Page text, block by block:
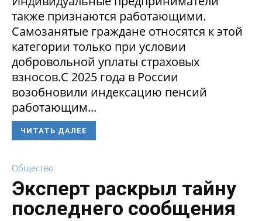
также признаются работающими.
Самозанятые граждане относятся к этой
категории только при условии
добровольной уплаты страховых
взносов.С 2025 года в России
возобновили индексацию пенсий
работающим...
ЧИТАТЬ ДАЛЕЕ
Общество
Эксперт раскрыл тайну
последнего сообщения